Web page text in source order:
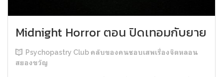
Midnight Horror ตอน ปิดเทอมกับยาย
Psychopastry Club คลับของคนชอบเสพเรื่องจิตหลอน
สยองขวัญ